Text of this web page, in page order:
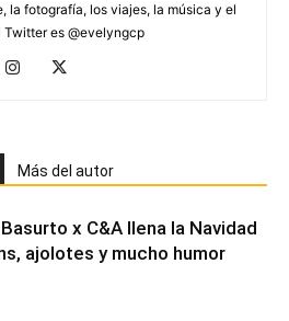
la fotografía, los viajes, la música y el
Twitter es @evelyngcp
Más del autor
x C&A llena la Navidad
ajolotes y mucho humor